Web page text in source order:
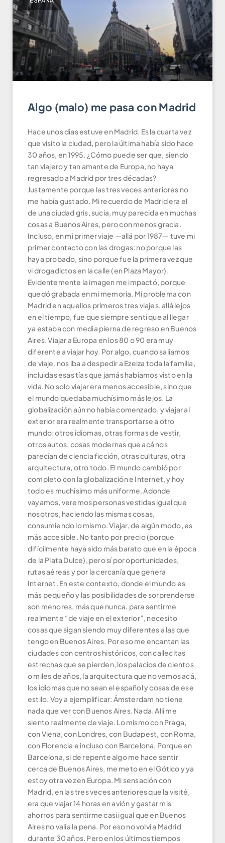
Algo (malo) me pasa con Madrid
Hace unos días estuve en Madrid. Es la cuarta vez
que visito la ciudad, pero la última había sido hace
30 años, en 1995. ¿Cómo puede ser que, siendo
tan viajero y tan amante de Europa, no haya
regresado a Madrid por tres décadas?
Justamente porque las tres veces anteriores no
me había gustado. Mi recuerdo de Madrid era el
de una ciudad gris, sucia, muy parecida en muchas
cosas a Buenos Aires, pero con menos gracia.
Incluso, en mi primer viaje —allá por 1987— tuve mi
primer contacto con las drogas: no porque las
haya probado, sino porque fue la primera vez que
vi drogadictos en la calle (en Plaza Mayor).
Evidentemente la imagen me impactó, porque
quedó grabada en mi memoria. Mi problema con
Madrid en aquellos primeros tres viajes, allá lejos
en el tiempo, fue que siempre sentí que al llegar
ya estaba con media pierna de regreso en Buenos
Aires. Viajar a Europa en los 80 o 90 era muy
diferente a viajar hoy. Por algo, cuando salíamos
de viaje, nos iba a despedir a Ezeiza toda la familia,
incluidas esas tías que jamás habíamos visto en la
vida. No solo viajar era menos accesible, sino que
el mundo quedaba muchísimo más lejos. La
globalización aún no había comenzado, y viajar al
exterior era realmente transportarse a otro
mundo: otros idiomas, otras formas de vestir,
otros autos, cosas modernas que acá nos
parecían de ciencia ficción, otras culturas, otra
arquitectura, otro todo. El mundo cambió por
completo con la globalización e Internet, y hoy
todo es muchísimo más uniforme. Adonde
vayamos, veremos personas vestidas igual que
nosotros, haciendo las mismas cosas,
consumiendo lo mismo. Viajar, de algún modo, es
más accesible. No tanto por precio (porque
difícilmente haya sido más barato que en la época
de la Plata Dulce), pero sí por oportunidades,
rutas aéreas y por la cercanía que genera
Internet. En este contexto, donde el mundo es
más pequeño y las posibilidades de sorprenderse
son menores, más que nunca, para sentirme
realmente “de viaje en el exterior”, necesito
cosas que sigan siendo muy diferentes a las que
tengo en Buenos Aires. Por eso me encantan las
ciudades con centros históricos, con callecitas
estrechas que se pierden, los palacios de cientos
o miles de años, la arquitectura que no vemos acá,
los idiomas que no sean el español y cosas de ese
estilo. Voy a ejemplificar: Ámsterdam no tiene
nada que ver con Buenos Aires. Nada. Allí me
siento realmente de viaje. Lo mismo con Praga,
con Viena, con Londres, con Budapest, con Roma,
con Florencia e incluso con Barcelona. Porque en
Barcelona, si de repente algo me hace sentir
cerca de Buenos Aires, me meto en el Gótico y ya
estoy otra vez en Europa. Mi sensación con
Madrid, en las tres veces anteriores que la visité,
era que viajar 14 horas en avión y gastar mis
ahorros para sentirme casi igual que en Buenos
Aires no valía la pena. Por eso no volví a Madrid
durante 30 años. Pero en los últimos tiempos